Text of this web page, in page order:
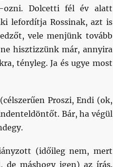
ozni. Dolcetti fél év alatt
lefordítja Rossinak, azt is
vele menjünk tovább
hisztizzünk már, annyira
tényleg. Ja és ugye most
Proszi, Endi (ok,
Bár, ha végül
(időileg nem, mert
de máshogy igen) az írás.